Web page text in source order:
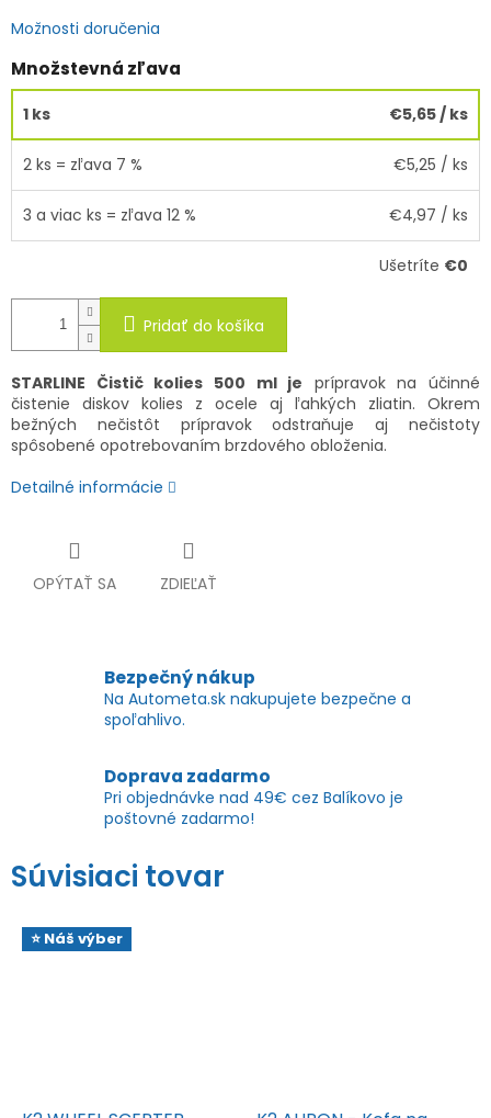
Možnosti doručenia
Množstevná zľava
1 ks €5,65 / ks
2 ks = zľava 7 % €5,25 / ks
3 a viac ks = zľava 12 % €4,97 / ks
Ušetríte €0
Pridať do košíka
STARLINE Čistič kolies 500 ml je prípravok na účinné
čistenie diskov kolies z ocele aj ľahkých zliatin. Okrem
bežných nečistôt prípravok odstraňuje aj nečistoty
spôsobené opotrebovaním brzdového obloženia.
Detailné informácie
OPÝTAŤ SA ZDIEĽAŤ
Bezpečný nákup
Na Autometa.sk nakupujete bezpečne a
spoľahlivo.
Doprava zadarmo
Pri objednávke nad 49€ cez Balíkovo je
poštovné zadarmo!
Súvisiaci tovar
⭐ Náš výber